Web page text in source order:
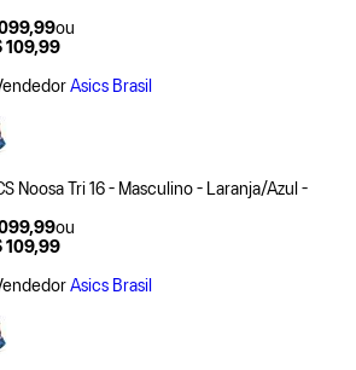
ou
109,99
Asics Brasil
Noosa Tri 16 - Masculino - Laranja/Azul -
ou
109,99
Asics Brasil